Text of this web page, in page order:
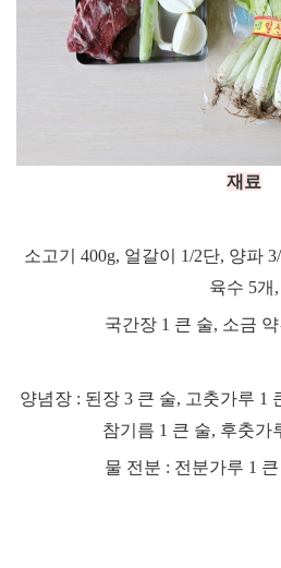
재료
소고기 400g, 얼갈이 1/2단, 양파
육수 5개 ,
국간장 1 큰 술, 소금
양념장 : 된장 3 큰 술, 고춧가루 1
참기름 1 큰 술, 후춧가
물 전분 : 전분가루 1